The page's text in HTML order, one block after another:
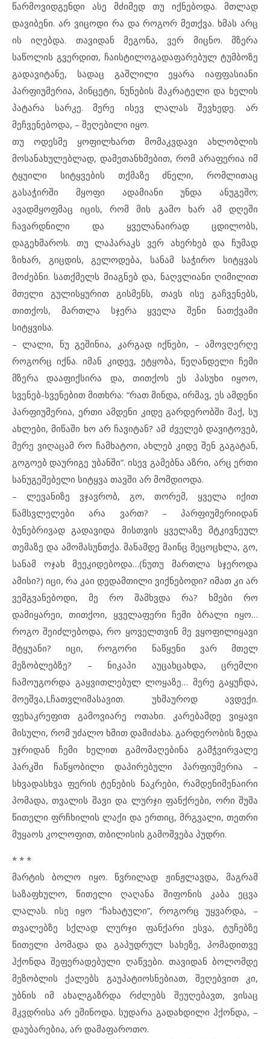
წარმოვიდგენდი ასე მძიმედ თუ იქნებოდა. მთლად
დავიბენი. არ ვიცოდი რა და როგორ მეთქვა. ხმას არც
ის იღებდა. თავიდან მეგონა, ვერ მიცნო. მზერა
საწოლის გვერდით, ჩაისტილოგადაფარებულ ტუმბოზე
გადავიტანე, სადაც გაშლილი ეყარა იაფფასიანი
პარფიუმერია, პინცეტი, ნუნების მაკრატელი და ხელის
პატარა სარკე. მერე ისევ ლალას შევხედე. არ
მეჩვენებოდა, – შეღებილი იყო.
თუ ოდესმე ყოფილხართ მომაკვდავი ახლობლის
მოსანახულებლად, დამეთანხმებით, რომ არაფერია იმ
ტყუილი სიტყვების თქმაზე ძნელი, რომლითაც
გასაჭირში მყოფი ადამიანი უნდა ანუგეშო;
ავადმყოფმაც იცის, რომ მის გამო ხარ ამ დღეში
ჩავარდნილი და ყველანაირად ცდილობს,
დაგეხმაროს. თუ ლაპარაკს ვერ ახერხებ და ჩუმად
ზიხარ, გიცდის, გელოდება, სანამ საჭირო სიტყვას
მოძებნი. სათქმელს მიაგნებ და, ნაღვლიანი ღიმილით
მთელი გულისყურით გისმენს, თავს ისე გაჩვენებს,
თითქოს, მართლა სჯერა ყველა შენი ნათქვამი
სიტყვისა.
– ლალი, ნუ გეშინია, კარგად იქნები, – ამოვღერღე
როგორც იქნა. იმან კიდევ, ეტყობა, წეღანდელი ჩემი
მზერა დააფიქსირა და, თითქოს ეს პასუხი იყოო,
სვენებ-სვენებით მითხრა: “რათ მინდა, ირმავ, ეს ამდენი
პარფიუმერია, ერთი ამდენი კიდე გარდერობში მაქ, სუ
ახლები, მიწაში ხო არ ჩავიტან? ამ ძველებ დავიტოვებ,
მერე ვიღაცამ რო ჩამხატოი, ახლებ კიდე შენ გაგატან,
გოგოებ დაურიგე უბანში”. ისევ გამებნა აზრი, არც ერთი
სანუგეშებელი სიტყვა თავში არ მომდიოდა.
– ლევანიზე ვჯავრობ, გო, თორემ, ყველა იქით
წამსვლელები არა ვართ? – პარფიუმერიიდან
ბუნებრივად გადავიდა მისთვის ყველაზე მტკივნეულ
თემაზე და ამომასუნთქა. მანამდე მაინც მეცოცხლა, გო,
სანამ ოჯახ მეეკიდებოდა…(ნუთუ მართლა სჯეროდა
ამისი?) იცი, რა კაი დედამთილი ვიქნებოდი? იმათ კი არ
ვემგვანებოდი, მე რო შამხვდა რა? ხმები რო
დამიყარეი, თითქოი, ყველაფერი ჩემი ბრალი იყო…
როგო შეიძლებოდა, რო ყოველთვინ მე ვყოფილიყავი
მტყუანი? იცი, როგორი ნაწყენი ვარ მთელ
მეზობლებზე? – ნიკაპი აუცახცახდა, ცრემლი
ჩამოუგორდა გაყვითლებულ ლოყაზე… მერე გაყუჩდა,
მოეშვა,Lჩათვლიმასავით. უხმაუროდ ავდექი.
ფეხაკრეფით გამოვიარე ოთახი. კარებამდე ვიყავი
მისული, რომ უძალო ხმით დამიძახა. გარდერობის ზედა
უჯრიდან ჩემი ხელით გამომაღებინა გამჭვირვალე
პარკში ჩაწყობილი დაპირებული პარფიუმერია –
სხვადასხვა ფერის ტენების ნაკრები, რამდენიმენაირი
პომადა, თვალის შავი და ლურჯი ფანქრები, ორი შუშა
წითელი ფრჩხილის ლაქი და ერთიც, მრგვალი, თეთრი
მუყაოს კოლოფით, თბილისის გამოშვება პუდრი.
* * *
მარტის ბოლო იყო. წვრილად ჟინჟლავდა, მაგრამ
საზაფხულო, წითელი ღაღანა შიფონის კაბა ეცვა
ლალას. ისე იყო “ჩახატული”, როგორც უყვარდა, –
თვალებზე სქლად ლურჯი ფანქარი ესვა, ტუჩებზე
წითელი პომადა და გაპუდრულ სახეზე, პომადითვე
ჰქონდა შეფერადებული ღაწვები. თავიდან ბოლომდე
მეზობლის ქალებს გაუპატიოსნებიათ, შეღებვით კი,
უბნის იმ ახალგაზრდა რძლებს შეუღებავთ, ვისაც
მკვდრისა არ ეშინოდა. სუდარა გადახდილი ჰქონდა, –
დაუბარებია, არ დამაფაროთო.